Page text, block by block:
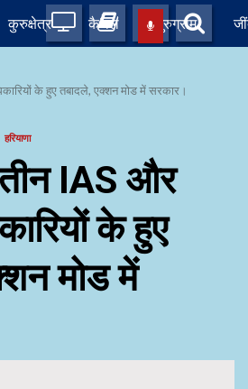
कुरुक्षेत्र कैथल गुरुग्राम
के हुए तबादले, एक्शन मोड में सरकार।
हरियाणा
तीन IAS और
के हुए
मोड में